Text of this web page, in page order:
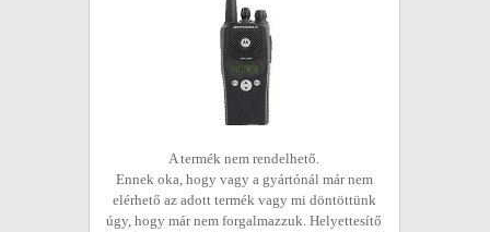
A termék nem rendelhető.
Ennek oka, hogy vagy a gyártónál már nem
elérhető az adott termék vagy mi döntöttünk
úgy, hogy már nem forgalmazzuk. Helyettesítő